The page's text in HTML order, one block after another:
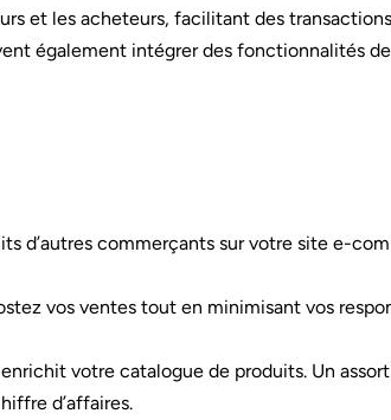
et les acheteurs, facilitant des
également intégrer des fonctionnalités
d’autres commerçants sur votre site e-
vos ventes tout en minimisant vos
votre catalogue de produits. Un
d’affaires.